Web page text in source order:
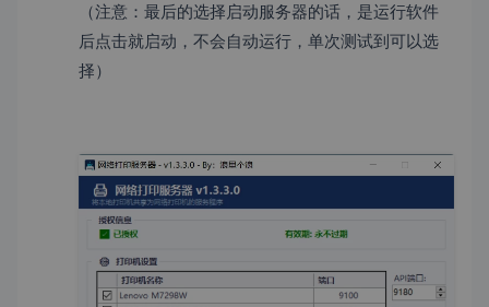
（注意：最后的选择启动服务器的话，是运行软件
后点击就启动，不会自动运行，单次测试到可以选
择）